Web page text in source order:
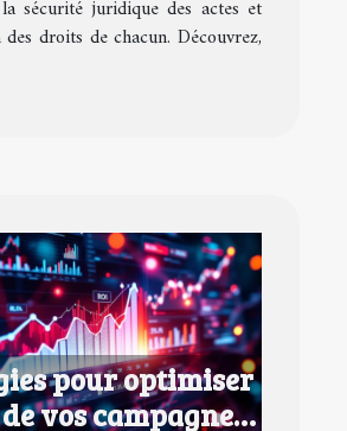
sécurité juridique des actes et
droits de chacun. Découvrez,
pour optimiser
vos campagnes